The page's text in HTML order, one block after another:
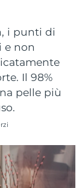
i punti di
e non
Il 98%
pelle più